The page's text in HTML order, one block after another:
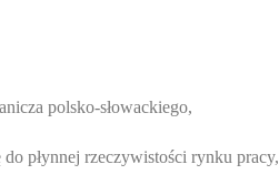
polsko-słowackiego,
płynnej rzeczywistości rynku pracy,